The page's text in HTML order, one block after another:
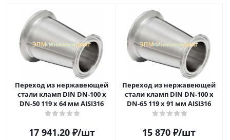
Переход из нержавеющей
стали кламп DIN DN-100 x
DN-50 119 x 64 мм AISI316
17 941.20₽/шт
Переход из нержавеющей
стали кламп DIN DN-100 x
DN-65 119 x 91 мм AISI316
15 870 ₽/шт